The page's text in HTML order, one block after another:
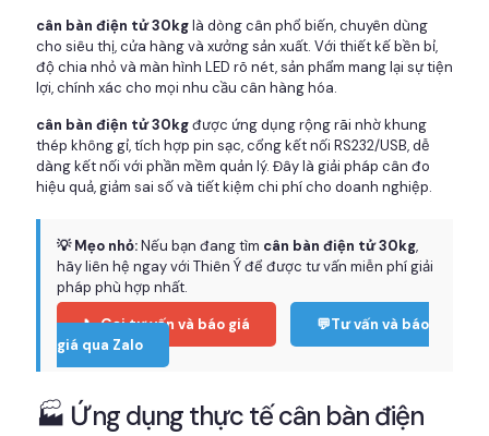
cân bàn điện tử 30kglà dòng cân phổ biến, chuyên dùng
cho siêu thị, cửa hàng và xưởng sản xuất. Với thiết kế bền bỉ,
độ chia nhỏ và màn hình LED rõ nét, sản phẩm mang lại sự tiện
lợi, chính xác cho mọi nhu cầu cân hàng hóa.
cân bàn điện tử 30kgđược ứng dụng rộng rãi nhờ khung
thép không gỉ, tích hợp pin sạc, cổng kết nối RS232/USB, dễ
dàng kết nối với phần mềm quản lý. Đây là giải pháp cân đo
hiệu quả, giảm sai số và tiết kiệm chi phí cho doanh nghiệp.
💡 Mẹo nhỏ:Nếu bạn đang tìm cân bàn điện tử 30kg,
hãy liên hệ ngay với Thiên Ý để được tư vấn miễn phí giải
pháp phù hợp nhất.
📞 Gọi tư vấn và báo giá
💬Tư vấn và báo
giá qua Zalo
🏭 Ứng dụng thực tế cân bàn điện